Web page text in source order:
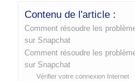
Contenu de l'article :
Comment résoudre les
sur Snapchat
Comment résoudre les
sur Snapchat
Vérifier votre connexion Internet